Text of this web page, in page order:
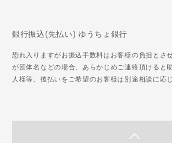
銀行振込(先払い) ゆうちょ銀行
恐れ入りますがお振込手数料はお客様の負担とさ
が団体名などの場合、あらかじめご連絡頂けると
人様等、後払いをご希望のお客様は別途相談に応